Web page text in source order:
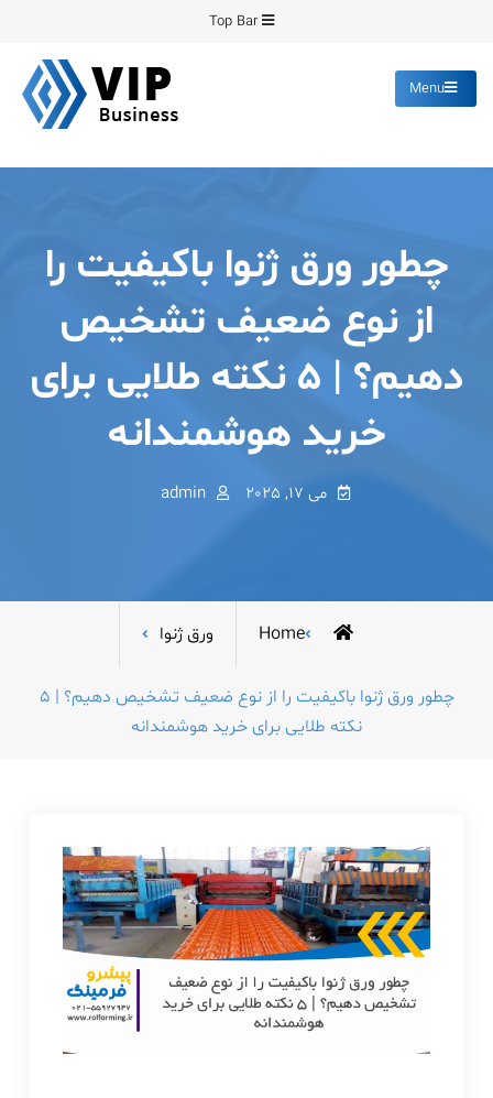
content
Top Bar
Menu
چطور ورق ژنوا باکیفیت را
از نوع ضعیف تشخیص
دهیم؟ | 5 نکته طلایی برای
خرید هوشمندانه
می 17, 2025 admin
Home ورق ژنوا
چطور ورق ژنوا باکیفیت را از نوع ضعیف تشخیص دهیم؟ | 5
نکته طلایی برای خرید هوشمندانه